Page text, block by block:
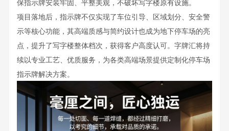
保指示牌安装牢固、平整美观，不破坏写字楼原有设施。
项目落地后，指示牌不仅实现了车位引导、区域划分、安全警
示等核心功能，其高端质感与简约设计也成为地下停车场的亮
点，提升了写字楼整体档次，获得客户高度认可。字牌汇将持
续以专业工艺、优质服务，为各类高端场景提供定制化停车场
指示牌解决方案。